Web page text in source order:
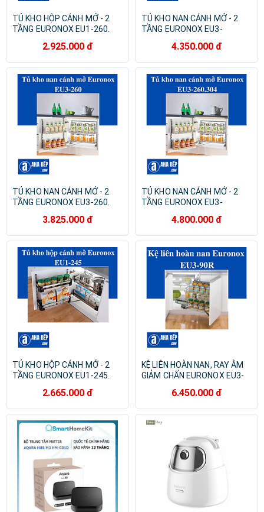
TỦ KHO HỘP CÁNH MỞ - 2
TẦNG EURONOX EU1-260.
2.925.000 đ
TỦ KHO NAN CÁNH MỞ - 2
TẦNG EURONOX EU3-
4.350.000 đ
TỦ KHO NAN CÁNH MỞ - 2
TẦNG EURONOX EU3-260.
3.825.000 đ
TỦ KHO NAN CÁNH MỞ - 2
TẦNG EURONOX EU3-
4.800.000 đ
TỦ KHO HỘP CÁNH MỞ - 2
TẦNG EURONOX EU1-245.
2.665.000 đ
KỆ LIÊN HOÀN NAN, RAY ÂM
GIẢM CHẤN EURONOX EU3-
6.450.000 đ